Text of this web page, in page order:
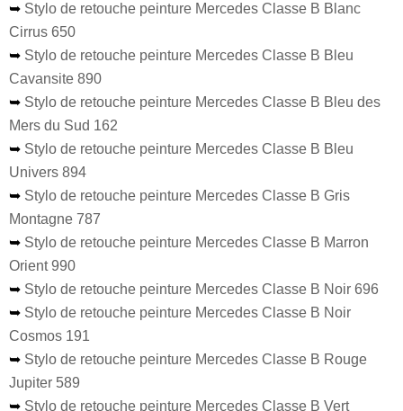
➥ Stylo de retouche peinture Mercedes Classe B Blanc
Cirrus 650
➥ Stylo de retouche peinture Mercedes Classe B Bleu
Cavansite 890
➥ Stylo de retouche peinture Mercedes Classe B Bleu des
Mers du Sud 162
➥ Stylo de retouche peinture Mercedes Classe B Bleu
Univers 894
➥ Stylo de retouche peinture Mercedes Classe B Gris
Montagne 787
➥ Stylo de retouche peinture Mercedes Classe B Marron
Orient 990
➥ Stylo de retouche peinture Mercedes Classe B Noir 696
➥ Stylo de retouche peinture Mercedes Classe B Noir
Cosmos 191
➥ Stylo de retouche peinture Mercedes Classe B Rouge
Jupiter 589
➥ Stylo de retouche peinture Mercedes Classe B Vert